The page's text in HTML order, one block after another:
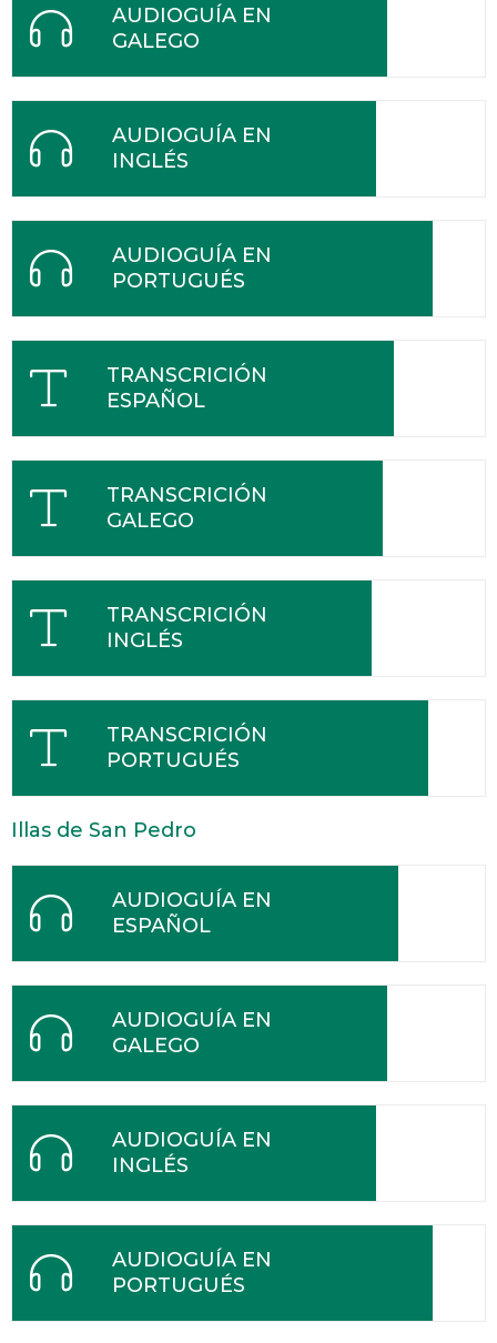
AUDIOGUÍA EN
GALEGO
AUDIOGUÍA EN
INGLÉS
AUDIOGUÍA EN
PORTUGUÉS
TRANSCRICIÓN
ESPAÑOL
TRANSCRICIÓN
GALEGO
TRANSCRICIÓN
INGLÉS
TRANSCRICIÓN
PORTUGUÉS
Illas de San Pedro
AUDIOGUÍA EN
ESPAÑOL
AUDIOGUÍA EN
GALEGO
AUDIOGUÍA EN
INGLÉS
AUDIOGUÍA EN
PORTUGUÉS